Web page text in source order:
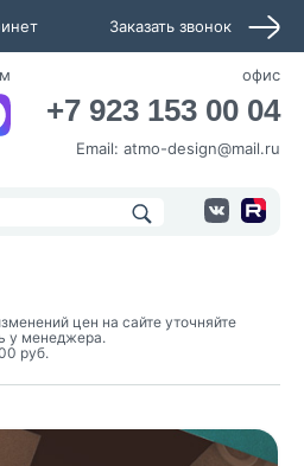
Заказать звонок
офис
+7 923 153 00 04
Email: atmo-design@mail.ru
цен на сайте уточняйте
у менеджера.
руб.